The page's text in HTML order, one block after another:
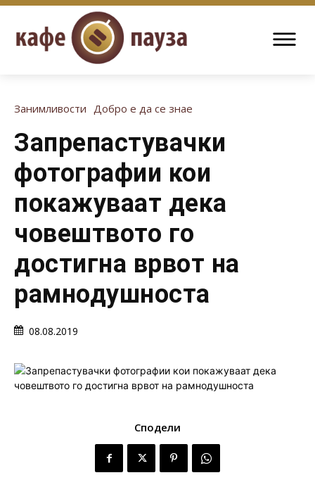
Занимливости Добро е да се знае
Запрепастувачки
фотографии кои
покажуваат дека
човештвото го
достигна врвот на
рамнодушноста
08.08.2019
Сподели